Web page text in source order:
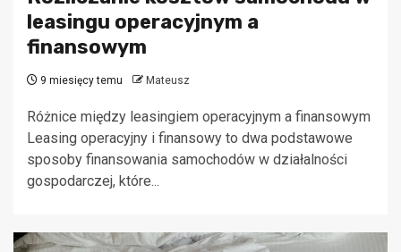
leasingu operacyjnym a
finansowym
9 miesięcy temu Mateusz
Różnice między leasingiem operacyjnym a finansowym
Leasing operacyjny i finansowy to dwa podstawowe
sposoby finansowania samochodów w działalności
gospodarczej, które...